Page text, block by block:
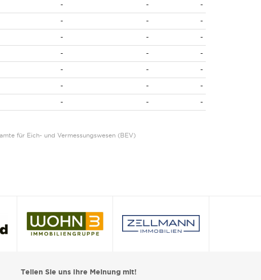
- -
-
- -
-
- -
-
- -
-
- -
-
- -
-
- - -
für Eich- und Vermessungswesen (BEV)
Teilen Sie uns Ihre Meinung mit!